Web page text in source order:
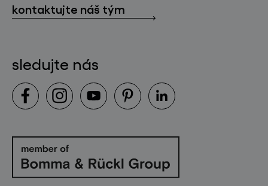
kontaktujte náš tým
sledujte nás